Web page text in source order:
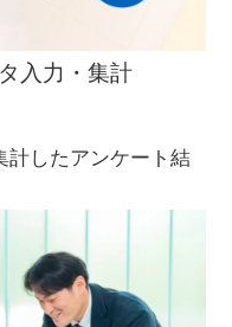
入力・集計
計したアンケート結